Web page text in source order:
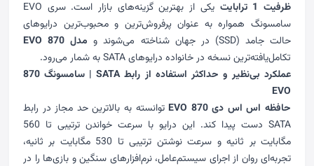
ظرفیت 1 ترابایت
یکی از بهترین گزینه‌های بازار است. سری EVO
سامسونگ همواره به عنوان پرفروش‌ترین و محبوب‌ترین درایوهای
حالت جامد (SSD) در جهان شناخته می‌شوند و
مدل 870 EVO
تکامل‌یافته‌ترین نسخه در خانواده درایوهای SATA به شمار می‌رود.
عملکرد بی‌نظیر و حداکثر استفاده از رابط SATA | سامسونگ 870
EVO
حافظه اس اس دی 870 EVO
توانسته به بالاترین حد مجاز در رابط
SATA دست پیدا کند. این درایو با سرعت خواندن ترتیبی تا 560
مگابایت بر ثانیه و سرعت نوشتن ترتیبی تا 530 مگابایت بر ثانیه،
تجربه‌ای روان از اجرای سیستم‌عامل، نرم‌افزارهای سنگین و بازی‌ها را در